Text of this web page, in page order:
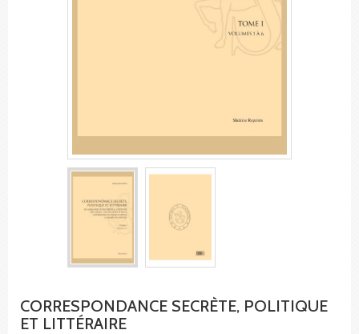
CORRESPONDANCE SECRÈTE, POLITIQUE
ET LITTÉRAIRE